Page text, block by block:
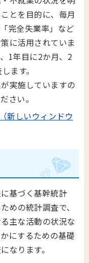
とを目的に、毎月
完全失業率」など
に活用されていま
1年目に2か月、2
ます。
実施していますの
さい。
新しいウィンドウ
基づく基幹統計
めの統計調査で、
主な活動の状況な
にするための基礎
なります。